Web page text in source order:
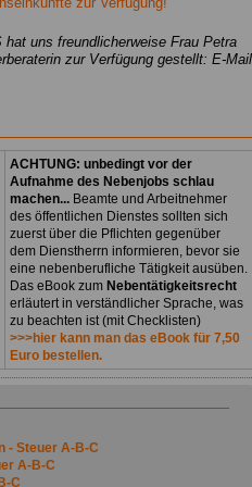
uns freundlicherweise Frau Petra
zur Verfügung gestellt: E-
ACHTUNG: unbedingt vor der
Aufnahme des Nebenjobs schlau
machen... Beamte und Arbeitnehmer
des öffentlichen Dienstes sollten sich
zuerst über die Pflichten gegenüber
dem Dienstherrn informieren, bevor sie
eine nebenberufliche Tätigkeit ausüben.
Das eBook zumNebentätigkeitsrecht
erläutert in verständlicher Sprache, was
zu beachten ist (mit Checklisten)
>>>hier kann man das eBook für 7,50
Euro bestellen.
- Steuer A-B-C
A-B-C
C